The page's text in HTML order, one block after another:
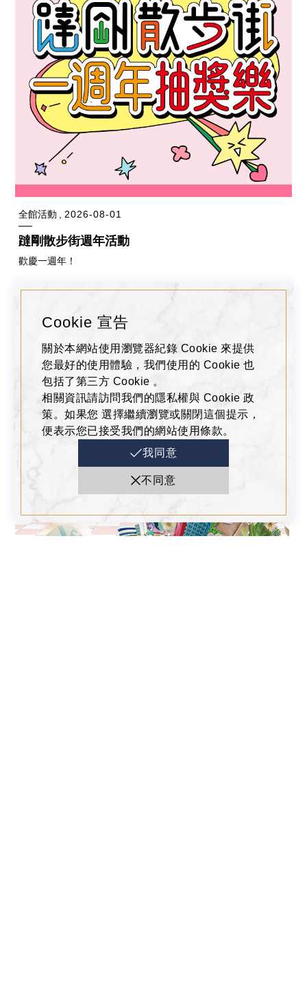
Cookie 宣告
關於本網站使用瀏覽器紀錄 Cookie 來提供
您最好的使用體驗，我們使用的 Cookie 也
包括了第三方 Cookie 。
相關資訊請訪問我們的隱私權與 Cookie 政
策。如果您 選擇繼續瀏覽或關閉這個提示，
便表示您已接受我們的網站使用條款。
我同意
不同意
全館活動 2026-08-01
躂剛散步街週年活動
歡慶一週年！